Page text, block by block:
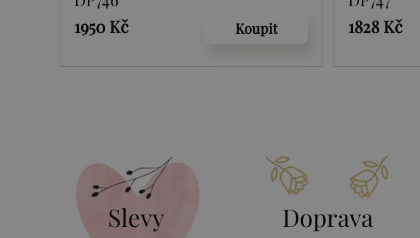
1950 Kč
Koupit
1828 Kč
Slevy Doprava